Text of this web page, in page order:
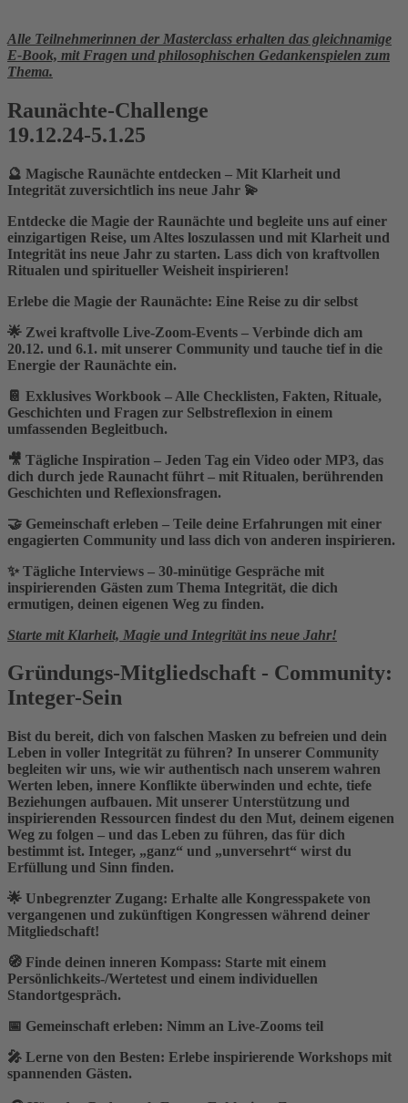
Alle Teilnehmerinnen der Masterclass erhalten das gleichnamige
E-Book, mit Fragen und philosophischen Gedankenspielen zum
Thema.
Raunächte-Challenge
19.12.24-5.1.25
🔮 Magische Raunächte entdecken – Mit Klarheit und
Integrität zuversichtlich ins neue Jahr 💫
Entdecke die Magie der Raunächte und begleite uns auf einer
einzigartigen Reise, um Altes loszulassen und mit Klarheit und
Integrität ins neue Jahr zu starten. Lass dich von kraftvollen
Ritualen und spiritueller Weisheit inspirieren!
Erlebe die Magie der Raunächte: Eine Reise zu dir selbst
🌟 Zwei kraftvolle Live-Zoom-Events – Verbinde dich am
20.12. und 6.1. mit unserer Community und tauche tief in die
Energie der Raunächte ein.
📔 Exklusives Workbook – Alle Checklisten, Fakten, Rituale,
Geschichten und Fragen zur Selbstreflexion in einem
umfassenden Begleitbuch.
🎥 Tägliche Inspiration – Jeden Tag ein Video oder MP3, das
dich durch jede Raunacht führt – mit Ritualen, berührenden
Geschichten und Reflexionsfragen.
🤝 Gemeinschaft erleben – Teile deine Erfahrungen mit einer
engagierten Community und lass dich von anderen inspirieren.
✨ Tägliche Interviews – 30-minütige Gespräche mit
inspirierenden Gästen zum Thema Integrität, die dich
ermutigen, deinen eigenen Weg zu finden.
Starte mit Klarheit, Magie und Integrität ins neue Jahr!
Gründungs-Mitgliedschaft - Community:
Integer-Sein
Bist du bereit, dich von falschen Masken zu befreien und dein
Leben in voller Integrität zu führen? In unserer Community
begleiten wir uns, wie wir authentisch nach unserem wahren
Werten leben, innere Konflikte überwinden und echte, tiefe
Beziehungen aufbauen. Mit unserer Unterstützung und
inspirierenden Ressourcen findest du den Mut, deinem eigenen
Weg zu folgen – und das Leben zu führen, das für dich
bestimmt ist. Integer, „ganz“ und „unversehrt“ wirst du
Erfüllung und Sinn finden.
🌟 Unbegrenzter Zugang: Erhalte alle Kongresspakete von
vergangenen und zukünftigen Kongressen während deiner
Mitgliedschaft!
🧭 Finde deinen inneren Kompass: Starte mit einem
Persönlichkeits-/Wertetest und einem individuellen
Standortgespräch.
📅 Gemeinschaft erleben: Nimm an Live-Zooms teil
🎤 Lerne von den Besten: Erlebe inspirierende Workshops mit
spannenden Gästen.